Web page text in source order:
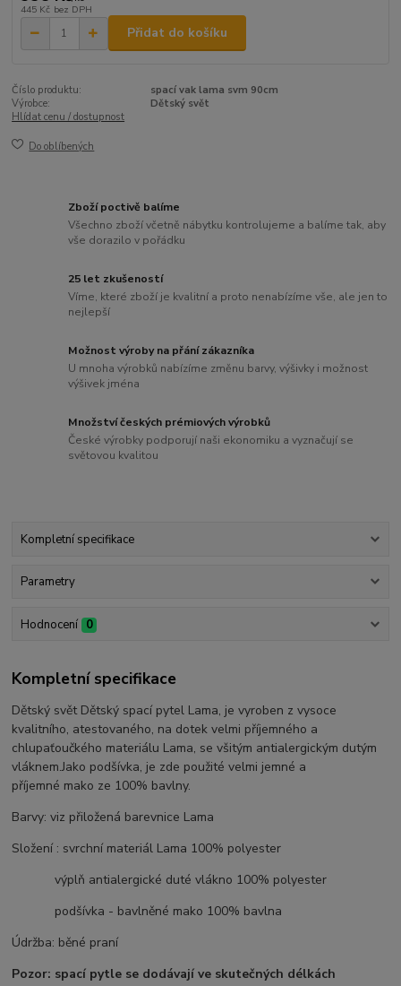
445 Kč bez DPH
Přidat do košíku
Číslo produktu:
spací vak lama svm 90cm
Výrobce:
Dětský svět
Hlídat cenu / dostupnost
Do oblíbených
Zboží poctivě balíme
Všechno zboží včetně nábytku kontrolujeme a balíme tak, aby
vše dorazilo v pořádku
25 let zkušeností
Víme, které zboží je kvalitní a proto nenabízíme vše, ale jen to
nejlepší
Možnost výroby na přání zákazníka
U mnoha výrobků nabízíme změnu barvy, výšivky i možnost
výšivek jména
Množství českých prémiových výrobků
České výrobky podporují naši ekonomiku a vyznačují se
světovou kvalitou
Kompletní specifikace
Parametry
Hodnocení 0
Kompletní specifikace
Dětský svět Dětský spací pytel Lama, je vyroben z vysoce
kvalitního, atestovaného, na dotek velmi příjemného a
chlupaťoučkého materiálu Lama, se všitým antialergickým dutým
vláknem.Jako podšívka, je zde použité velmi jemné a
příjemné mako ze 100% bavlny.
Barvy: viz přiložená barevnice Lama
Složení : svrchní materiál Lama 100% polyester
výplň antialergické duté vlákno 100% polyester
podšívka - bavlněné mako 100% bavlna
Údržba: běné praní
Pozor: spací pytle se dodávají ve skutečných délkách